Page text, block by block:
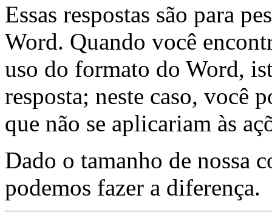
Essas respostas são para
Word. Quando você
uso do formato do Word,
resposta; neste caso, você
que não se aplicariam às
Dado o tamanho de nossa
podemos fazer a diferença.